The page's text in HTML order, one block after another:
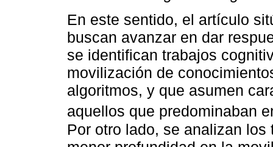
En este sentido, el artículo
buscan avanzar en dar
se identifican trabajos
movilización de
algoritmos, y que asumen
aquellos que predominaban
Por otro lado, se analizan